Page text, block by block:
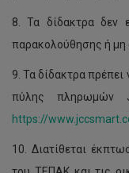
8. Τα δίδακτρα δεν
παρακολούθησης ή
9. Τα δίδακτρα
πύλης πληρωμών
https://
10. Διατίθεται